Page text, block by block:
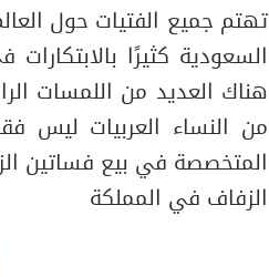
تهتم جميع الفتيات حول
السعودية كثيرًا
هناك العديد من اللمسات
من النساء العربيات ليس
المتخصصة في بيع فساتين
الزفاف في المملكة